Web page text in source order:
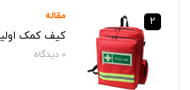
2 مقاله
کیف کمک
0دیدگاه‌